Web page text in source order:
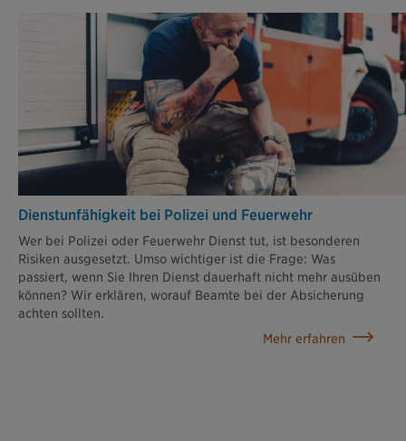
Dienstunfähigkeit bei Polizei und Feuerwehr
Wer bei Polizei oder Feuerwehr Dienst tut, ist besonderen
Risiken ausgesetzt. Umso wichtiger ist die Frage: Was
passiert, wenn Sie Ihren Dienst dauerhaft nicht mehr ausüben
können? Wir erklären, worauf Beamte bei der Absicherung
achten sollten.
Mehr erfahren